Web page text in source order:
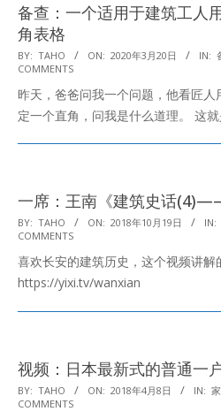
备查：一个适用于建筑工人
角表格
2020-
03-
20
BY: TAHO ON: 2020年3月20日 IN:
COMMENTS
昨天，爸爸问我一个问题，他看匠
定一个直角，问我是什么道理。 这
一席：王南《建筑史话
2018-
10-
19
BY: TAHO ON: 2018年10月19日 IN:
COMMENTS
喜欢长安的建筑历史，这个视频讲解
https://yixi.tv/wanxian
视频：日本最新式的普通一
2018-
04-
BY: TAHO ON: 2018年4月8日 IN:
COMMENTS